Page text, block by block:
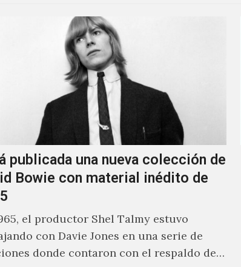
publicada una nueva colección de
Bowie con material inédito de
el productor Shel Talmy estuvo
con Davie Jones en una serie de
donde contaron con el respaldo de